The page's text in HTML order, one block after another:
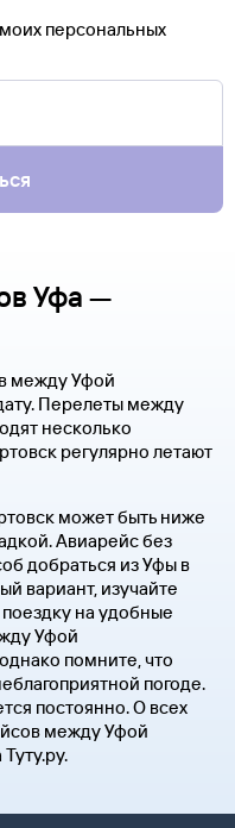
персональных
Уфа —
между Уфой
Перелеты между
несколько
регулярно летают
может быть ниже
Авиарейс без
добраться из Уфы в
вариант, изучайте
на удобные
Уфой
помните, что
погоде.
постоянно. О всех
между Уфой